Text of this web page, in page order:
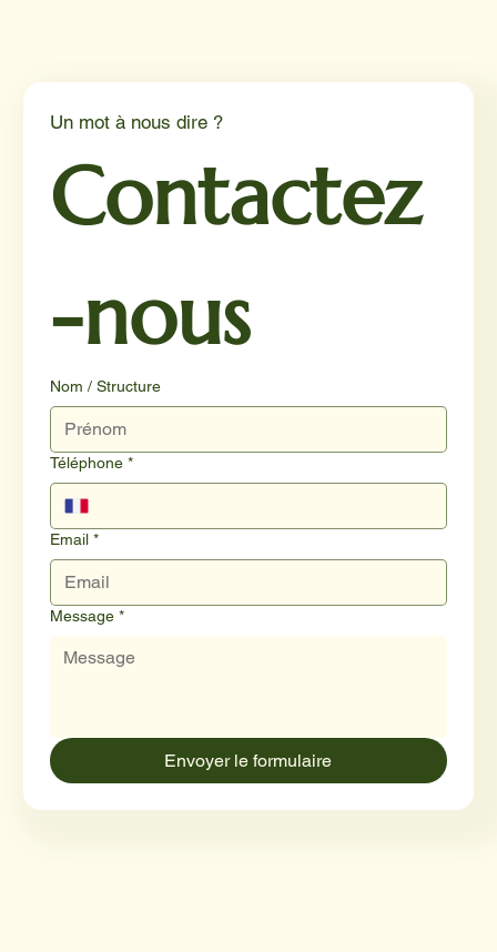
Un mot à nous dire ?
Contactez
-nous
Nom / Structure
Téléphone *
Email *
Message *
Envoyer le formulaire